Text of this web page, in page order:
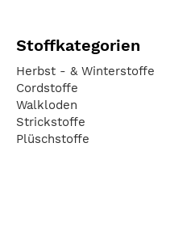
Stoffkategorien
Herbst - & Winterstoffe
Cordstoffe
Walkloden
Strickstoffe
Plüschstoffe